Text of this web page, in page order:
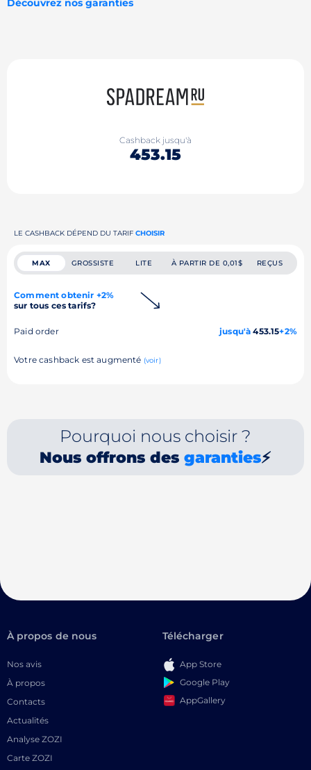
Cashback jusqu'à
453.15
LE CASHBACK DÉPEND DU TARIF CHOISIR
MAX GROSSISTE LITE À PARTIR DE 0,01$ REÇUS
Comment obtenir +2%
sur tous ces tarifs?
Paid order jusqu'à 453.15+2%
Votre cashback est augmenté (voir)
Pourquoi nous choisir ?
Nous offrons desgaranties⚡
À propos de nous
Nos avis
À propos
Contacts
Actualités
Analyse ZOZI
Carte ZOZI
Télécharger
App Store
Google Play
AppGallery